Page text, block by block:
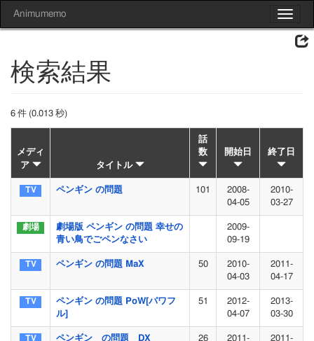
Toggle
Animumemo
検索結果
6 件 (0.013 秒)
メディ
ア
タイトル
話
数
開始日 終了日
ペンギン の問題 101
2008-
04-05
2010-
03-27
劇場版 ペンギン の問題 幸せの
青い鳥でごペンなさい
2009-
09-19
ペンギン の問題 MaX 50
2010-
04-03
2011-
04-17
ペンギン の問題 PoW[パワフ
ル]
51
2012-
04-07
2013-
03-30
ペンギン の問題 DX 26
2011-
2011-